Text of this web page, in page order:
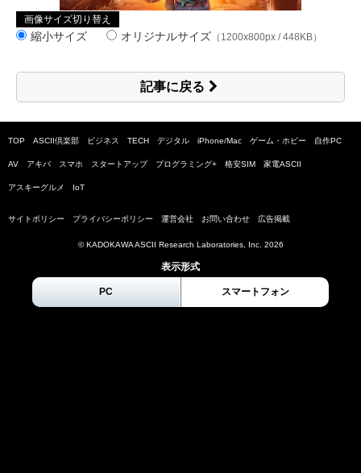
画像サイズ切り替え
縮小サイズ オリジナルサイズ （1200x800px / 448KB）
記事に戻る
TOP ASCII倶楽部 ビジネス TECH デジタル iPhone/Mac ゲーム・ホビー 自作PC
AV アキバ スマホ スタートアップ プログラミング+ 格安SIM 家電ASCII
アスキーグルメ IoT
サイトポリシー プライバシーポリシー 運営会社 お問い合わせ 広告掲載
© KADOKAWA ASCII Research Laboratories, Inc. 2026
表示形式
PC スマートフォン